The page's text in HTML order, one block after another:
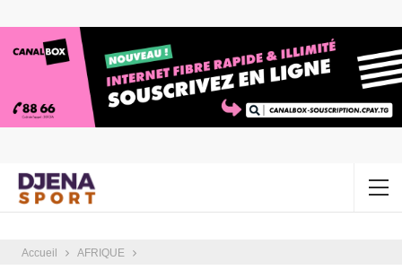
Accueil AFRIQUE